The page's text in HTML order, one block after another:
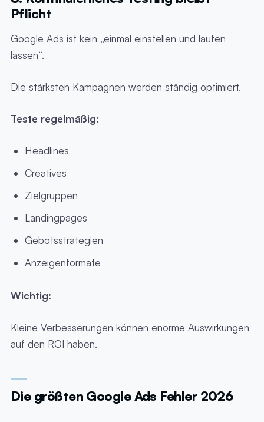
Pflicht
Google Ads ist kein „einmal einstellen und laufen
lassen“.
Die stärksten Kampagnen werden ständig optimiert.
Teste regelmäßig:
Headlines
Creatives
Zielgruppen
Landingpages
Gebotsstrategien
Anzeigenformate
Wichtig:
Kleine Verbesserungen können enorme Auswirkungen
auf den ROI haben.
Die größten Google Ads Fehler 2026